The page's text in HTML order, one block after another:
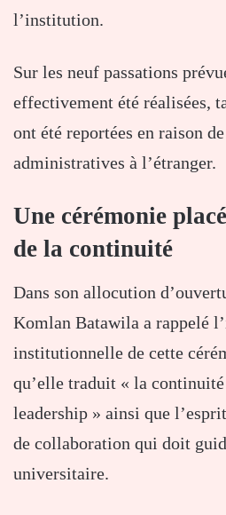
l’institution.
Sur les neuf passations
effectivement été réalisées,
ont été reportées en raison
administratives à l’étranger.
Une cérémonie
de la continuité
Dans son allocution
Komlan Batawila a rappelé
institutionnelle de cette
qu’elle traduit « la
leadership » ainsi que
de collaboration qui doit
universitaire.